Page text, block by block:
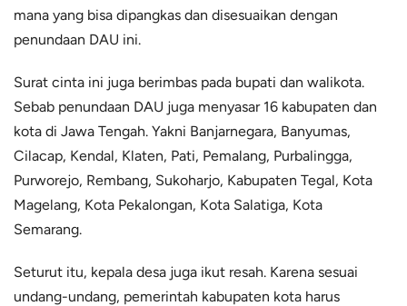
mana yang bisa dipangkas dan disesuaikan dengan
penundaan DAU ini.
Surat cinta ini juga berimbas pada bupati dan walikota.
Sebab penundaan DAU juga menyasar 16 kabupaten dan
kota di Jawa Tengah. Yakni Banjarnegara, Banyumas,
Cilacap, Kendal, Klaten, Pati, Pemalang, Purbalingga,
Purworejo, Rembang, Sukoharjo, Kabupaten Tegal, Kota
Magelang, Kota Pekalongan, Kota Salatiga, Kota
Semarang.
Seturut itu, kepala desa juga ikut resah. Karena sesuai
undang-undang, pemerintah kabupaten kota harus